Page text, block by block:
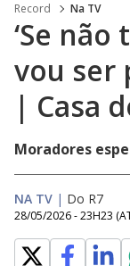
Record Na TV
‘Se
vou ser
| Casa
Moradores
NA TV | Do R7
28/05/2026 - 23H23